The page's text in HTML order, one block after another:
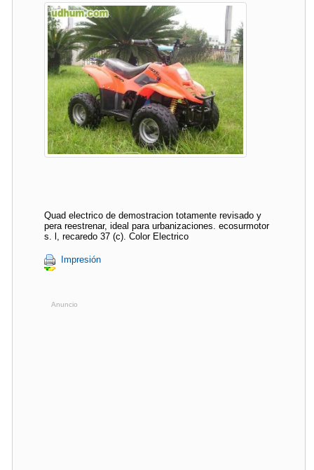
Quad electrico de demostracion totamente revisado y
pera reestrenar, ideal para urbanizaciones. ecosurmotor
s. l, recaredo 37 (c). Color Electrico
Impresión
Anuncio